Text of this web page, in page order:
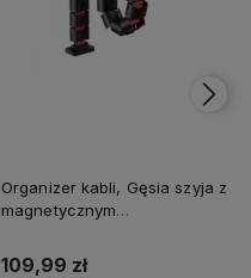
Organizer kabli, Gęsia szyja z
magnetycznym
czerwony, 1285mm, do
109,99 zł